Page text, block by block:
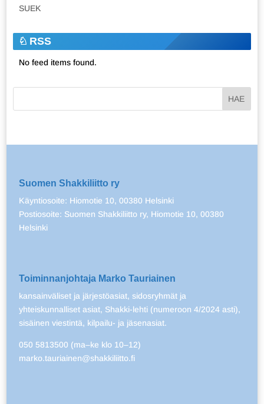
SUEK
RSS
No feed items found.
Suomen Shakkiliitto ry
Käyntiosoite: Hiomotie 10, 00380 Helsinki
Postiosoite: Suomen Shakkiliitto ry, Hiomotie 10, 00380
Helsinki
Toiminnanjohtaja Marko Tauriainen
kansainväliset ja järjestöasiat, sidosryhmät ja
yhteiskunnalliset asiat, Shakki-lehti (numeroon 4/2024 asti),
sisäinen viestintä, kilpailu- ja jäsenasiat.
050 5813500 (ma–ke klo 10–12)
marko.tauriainen@shakkiliitto.fi